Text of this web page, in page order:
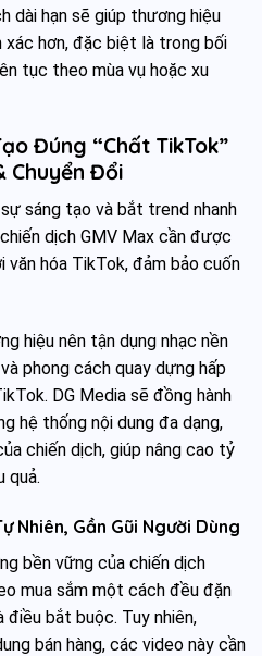
dài hạn sẽ giúp thương hiệu
hơn, đặc biệt là trong bối
tục theo mùa vụ hoặc xu
Đúng “Chất TikTok”
Chuyển Đổi
sáng tạo và bắt trend nhanh
dịch GMV Max cần được
hóa TikTok, đảm bảo cuốn
hiệu nên tận dụng nhạc nền
phong cách quay dựng hấp
DG Media sẽ đồng hành
hệ thống nội dung đa dạng,
chiến dịch, giúp nâng cao tỷ
quả.
Nhiên, Gần Gũi Người Dùng
bền vững của chiến dịch
mua sắm một cách đều đặn
bắt buộc. Tuy nhiên,
bán hàng, các video này cần